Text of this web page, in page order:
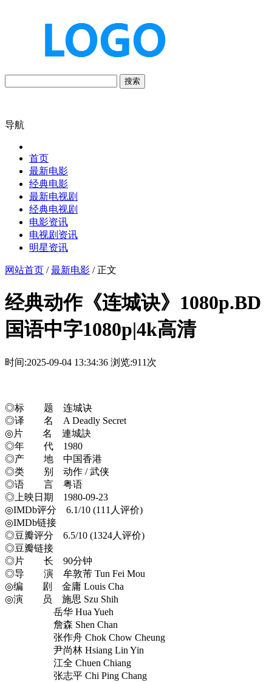
搜索
导航
首页
最新电影
经典电影
最新电视剧
经典电视剧
电影资讯
电视剧资讯
明星资讯
网站首页 /最新电影 / 正文
经典动作《连城诀》1080p.BD
国语中字1080p|4k高清
时间:2025-09-04 13:34:36 浏览:911次
◎标 题 连城诀
◎译 名 A Deadly Secret
◎片 名 連城訣
◎年 代 1980
◎产 地 中国香港
◎类 别 动作 / 武侠
◎语 言 粤语
◎上映日期 1980-09-23
◎IMDb评分 6.1/10 (111人评价)
◎IMDb链接
◎豆瓣评分 6.5/10 (1324人评价)
◎豆瓣链接
◎片 长 90分钟
◎导 演 牟敦芾 Tun Fei Mou
◎编 剧 金庸 Louis Cha
◎演 员 施思 Szu Shih
岳华 Hua Yueh
詹森 Shen Chan
张作舟 Chok Chow Cheung
尹尚林 Hsiang Lin Yin
江全 Chuen Chiang
张志平 Chi Ping Chang